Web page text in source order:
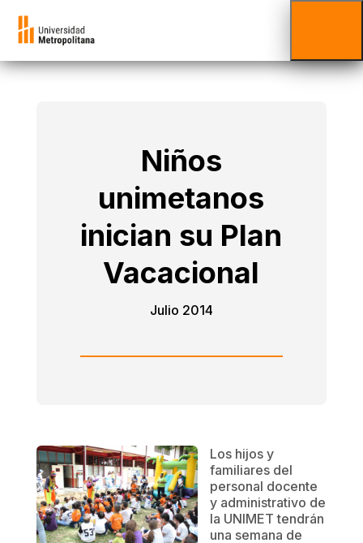
Niños
unimetanos
inician su Plan
Vacacional
Julio 2014
Los hijos y
familiares del
personal docente
y administrativo de
la UNIMET tendrán
una semana de